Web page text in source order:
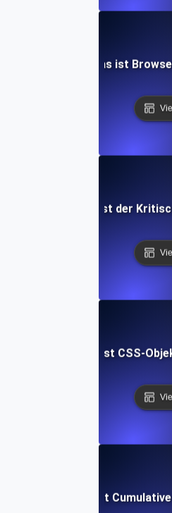
Was ist
Was ist der
Was ist CSS-
Was ist